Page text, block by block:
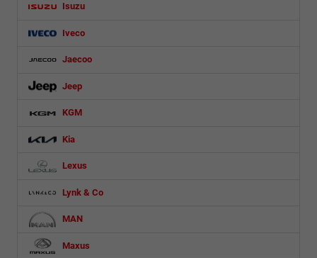
Isuzu
Iveco
Jaecoo
Jeep
KGM
Kia
Lexus
Lynk & Co
MAN
Maxus